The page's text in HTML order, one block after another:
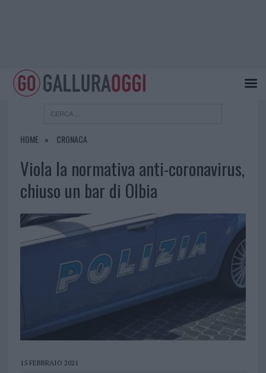
HOME CRONACA
Viola la normativa anti-coronavirus,
chiuso un bar di Olbia
15 FEBBRAIO 2021